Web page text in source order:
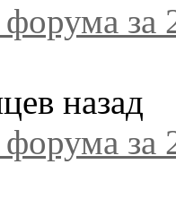
за
назад
за